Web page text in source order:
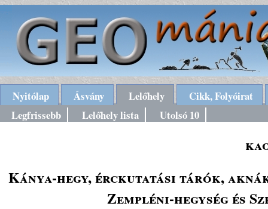
Nyitólap Ásvány Lelőhely
Cikk, Folyóirat
Legfrissebb
Lelőhely lista Utolsó 10
Kánya-hegy, érckutatási tárók,
Zempléni-hegység és